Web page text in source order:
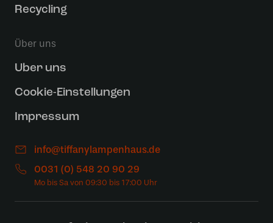
Recycling
Über uns
Uber uns
Cookie-Einstellungen
Impressum
info@tiffanylampenhaus.de
0031 (0) 548 20 90 29